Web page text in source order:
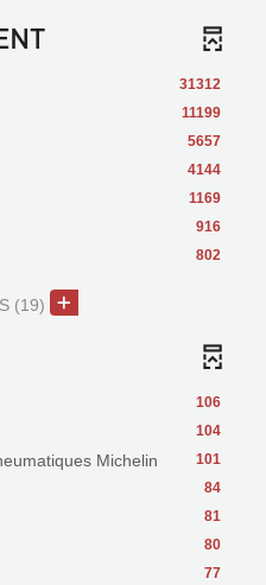
31312
11199
5657
4144
1169
916
802
(19)
106
104
101
Michelin
84
81
80
77